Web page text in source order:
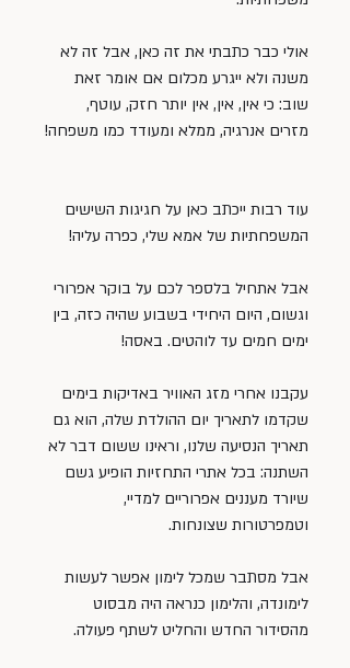
אולי כבר כתבתי את זה כאן, אבל זה לא
משנה ולא ייגרע מכלום אם אומר זאת
שוב: כי אין, אין, אין יותר חזק, עוטף,
מזרים אנרגיה, ממלא ומעודד כמו משפחה!
עוד רבות ייכתב כאן על חגיגות השישים
המשפחתיות של אמא שלי, כפרה עליה!
אבל אתחיל בלספר לכם על בוקר אפרורי
וגשום, היום היחידי בשבוע שהיה כזה, בין
ימים חמים עד לוהטים. באסה!
עקבנו אחרי מזג האוויר באדיקות בימים
שקדמו לתאריך יום ההולדת שלה, הוא גם
תאריך הנסיעה שלנו, וראינו ששום דבר לא
השתנה: בכל אתרי התחזיות הופיע גשם
שיורד מעננים אפרוריים למדיי,
וטמפרטורות שצונחות.
אבל מסתבר שמכל לימון אפשר לעשות
לימונדה, והלימון כנראה היה מבסוט
מהסידור החדש והחליט לשתף פעולה.